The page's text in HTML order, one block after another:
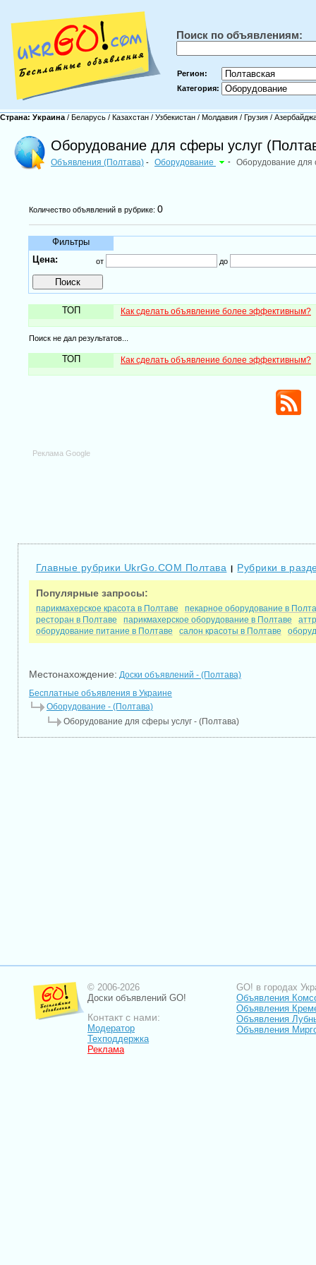
Поиск по объявлениям:
Регион:
Категория:
Страна: Украина / Беларусь / Казахстан / Узбекистан / Молдавия / Грузия /
Оборудование для сферы услуг
Объявления (Полтава) - Оборудование - Оборудование для
Количество объявлений в рубрике: 0
Фильтры
Цена:
от до
ТОП Как сделать объявление более эффективным?
Поиск не дал результатов...
ТОП Как сделать объявление более эффективным?
Реклама Google
Главные рубрики UkrGo.COM Полтава | Рубрики в
Популярные запросы:
парикмахерское красота в Полтаве
пекарное оборудование в
ресторан в Полтаве
парикмахерское оборудование в Полтаве
оборудование питание в Полтаве
салон красоты в Полтаве
Местонахождение: Доски объявлений - (Полтава)
Бесплатные объявления в Украине
Оборудование - (Полтава)
Оборудование для сферы услуг - (Полтава)
© 2006-2026
Доски объявлений GO!
Контакт с нами:
Модератор
Техподдержка
Реклама
GO! в городах
Объявления
Объявления
Объявления
Объявления